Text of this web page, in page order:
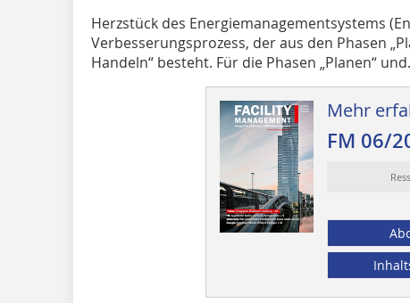
Herzstück des Energiemanagementsystems
Verbesserungsprozess, der aus den Phasen
Handeln“ besteht. Für die Phasen „Planen“
Mehr
FM 06/